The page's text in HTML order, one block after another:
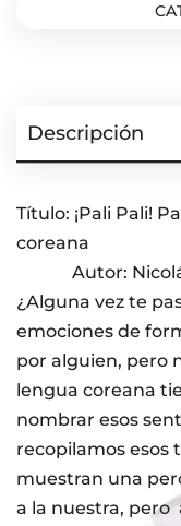
Descripción
Título: ¡Pali Pali!
coreana
Autor:
¿Alguna vez te
emociones de
por alguien, pero
lengua coreana
nombrar esos
recopilamos esos
muestran una
a la nuestra, pero